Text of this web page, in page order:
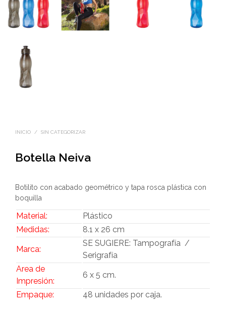
INICIO / SIN CATEGORIZAR
Botella Neiva
Botilito con acabado geométrico y tapa rosca plástica con
boquilla
Material:
Plástico
Medidas:
8.1 x 26 cm
Marca:
SE SUGIERE: Tampografía /
Serigrafía
Area de
Impresión:
6 x 5 cm.
Empaque: 48 unidades por caja.